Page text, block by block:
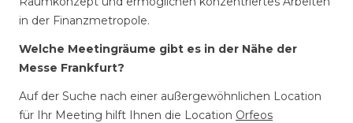
in der Finanzmetropole.
Welche Meetingräume gibt es in der Nähe der
Messe Frankfurt?
Auf der Suche nach einer außergewöhnlichen Location
für Ihr Meeting hilft Ihnen die Location Orfeos